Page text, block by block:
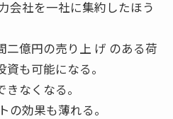
会社を一社に集約したほう
億円の売り上 げ のある荷
も可能になる。
なくなる。
の効果も薄れる。